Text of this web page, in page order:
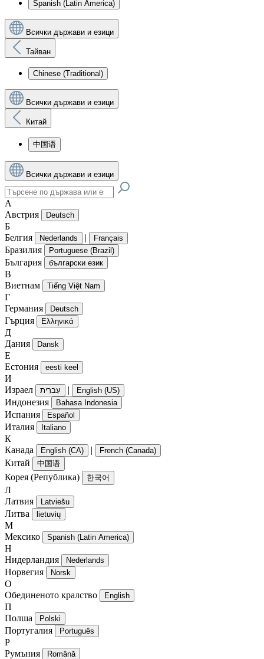
Spanish (Latin America)
Всички държави и езици
Тайван
Chinese (Traditional)
Всички държави и езици
Китай
中国语
Всички държави и езици
А
Австрия
Deutsch
Б
Белгия
Nederlands | Français
Бразилия Portuguese (Brazil)
България български език
В
Виетнам
Tiếng Việt Nam
Г
Германия
Deutsch
Гърция Ελληνικά
Д
Дания
Dansk
Е
Естония
eesti keel
И
Израел
עִברִית | English (US)
Индонезия Bahasa Indonesia
Испания Español
Италия Italiano
К
Канада
English (CA) | French (Canada)
Китай 中国语
Корея (Република) 한국어
Л
Латвия
Latviešu
Литва lietuvių
М
Мексико
Spanish (Latin America)
Н
Нидерландия
Nederlands
Норвегия Norsk
О
Обединеното кралство
English
П
Полша
Polski
Португалия Português
Р
Румъния
Română